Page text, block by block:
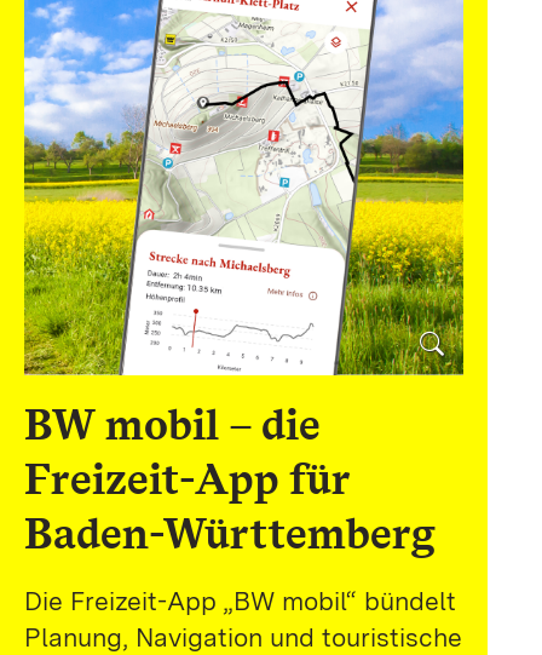
BW mobil – die
Freizeit-App für
Baden-Württemberg
Die Freizeit-App „BW mobil“ bündelt
Planung, Navigation und touristische